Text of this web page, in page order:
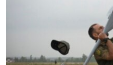
СОЦИАЛЬНЫЕ СЕТИ